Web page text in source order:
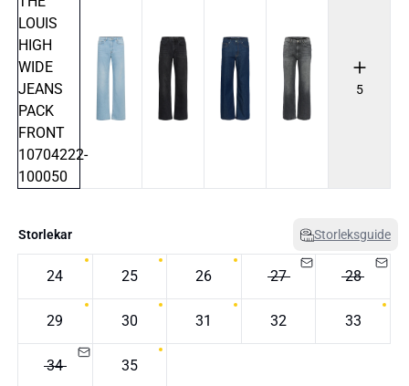
5
Storlekar Storleksguide
24 25 26 27 28
29 30 31 32 33
34 35